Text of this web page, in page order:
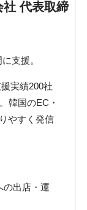
代表取締
支援。
実績200社
韓国のEC・
やすく発信
の出店・運